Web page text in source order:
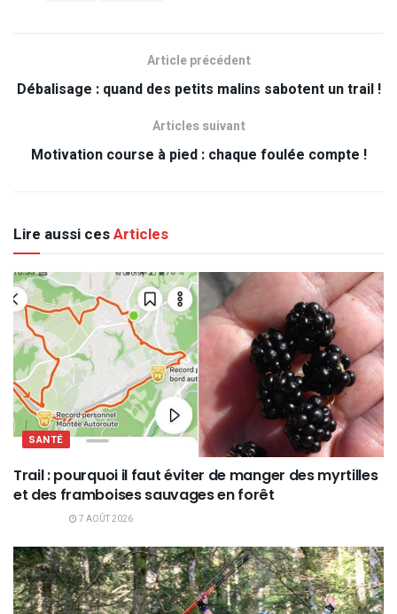
Article précédent
Débalisage : quand des petits malins sabotent un trail !
Articles suivant
Motivation course à pied : chaque foulée compte !
Lire aussi cesArticles
SANTÉ
Trail : pourquoi il faut éviter de manger des myrtilles
et des framboises sauvages en forêt
7 AOÛT 2026